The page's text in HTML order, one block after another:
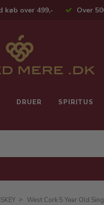
køb over 499,- Over
DRUER SPIRITUS
West Cork 5 Year Old